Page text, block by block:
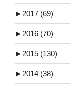
► 2017 (69)
► 2016 (70)
► 2015 (130)
► 2014 (38)